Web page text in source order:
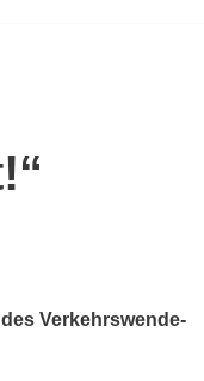
Verkehrswende-